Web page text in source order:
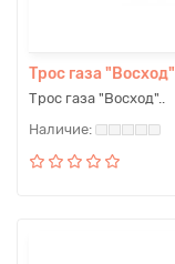
Трос газа "Восход"
Трос газа "Восход"..